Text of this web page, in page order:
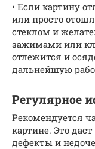
• Если картину
или просто
стеклом и
зажимами или
отлежится и
дальнейшую
Регулярное
Рекомендуется
картине. Это
дефекты и